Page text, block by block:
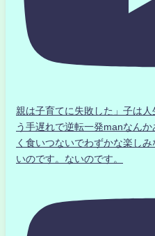
親は子育てに失敗した」子は
う手遅れで逆転一発manなんか
く食いつないでわずかな楽し
いのです。ないのです。